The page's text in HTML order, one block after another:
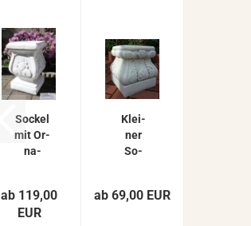
So­ckel
mit Or­
na­
men­
scha­
ab 119,00
EUR
Klei­
ner
So­
ta­
ab 69,00 EUR